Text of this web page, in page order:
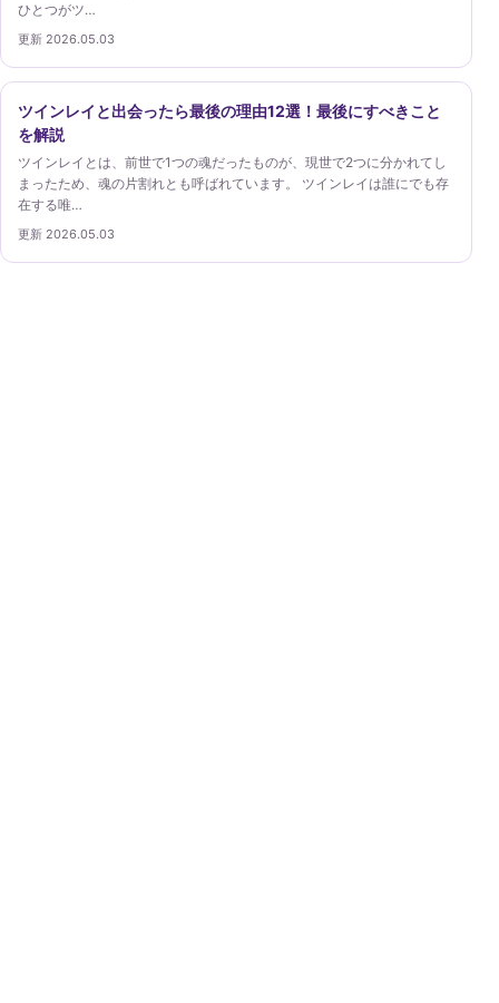
ひとつがツ…
更新 2026.05.03
ツインレイと出会ったら最後の理由12選！最後にすべきこと
を解説
ツインレイとは、前世で1つの魂だったものが、現世で2つに分かれてし
まったため、魂の片割れとも呼ばれています。 ツインレイは誰にでも存
在する唯…
更新 2026.05.03